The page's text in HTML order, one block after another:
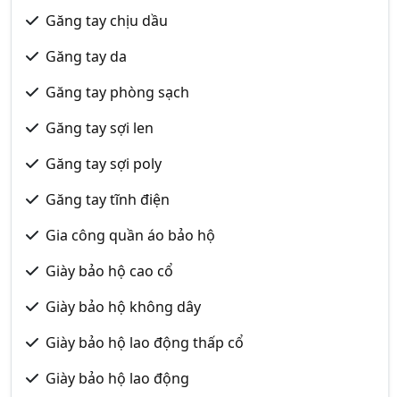
Găng tay chịu dầu
Găng tay da
Găng tay phòng sạch
Găng tay sợi len
Găng tay sợi poly
Găng tay tĩnh điện
Gia công quần áo bảo hộ
Giày bảo hộ cao cổ
Giày bảo hộ không dây
Giày bảo hộ lao động thấp cổ
Giày bảo hộ lao động